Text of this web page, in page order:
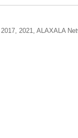
2021, ALAXALA